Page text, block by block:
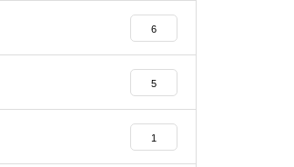
6
5
1